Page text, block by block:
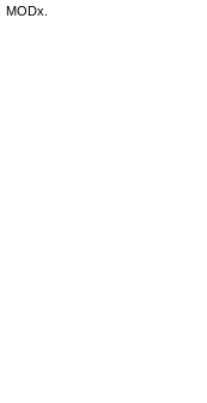
MODx.